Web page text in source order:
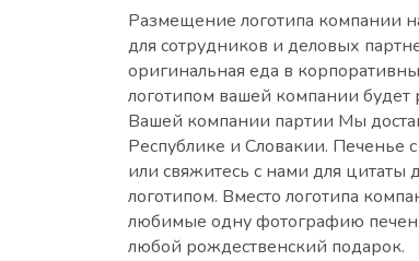
Размещение логотипа компании
для сотрудников и деловых
оригинальная еда в
логотипом вашей компании будет
Вашей компании партии Мы
Республике и Словакии. Печенье
или свяжитесь с нами для цитаты
логотипом. Вместо логотипа
любимые одну фотографию
любой рождественский подарок.